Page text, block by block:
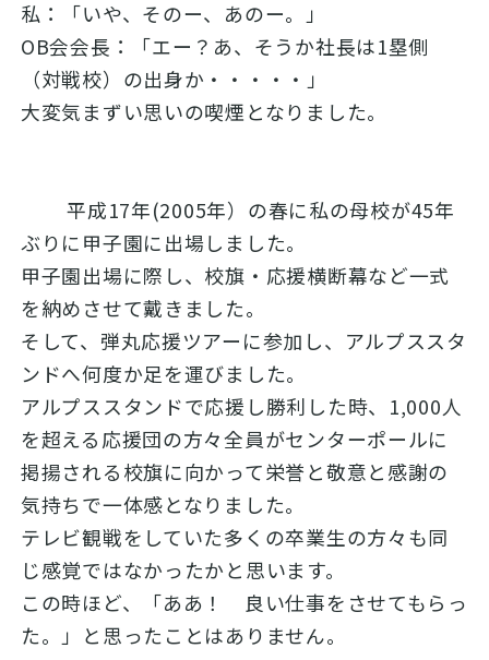
私：「いや、そのー、あのー。」
OB会会長：「エー？あ、そうか社長は1塁側
（対戦校）の出身か・・・・・」
大変気まずい思いの喫煙となりました。
平成17年(2005年）の春に私の母校が45年
ぶりに甲子園に出場しました。
甲子園出場に際し、校旗・応援横断幕など一式
を納めさせて戴きました。
そして、弾丸応援ツアーに参加し、アルプススタ
ンドへ何度か足を運びました。
アルプススタンドで応援し勝利した時、1,000人
を超える応援団の方々全員がセンターポールに
掲揚される校旗に向かって栄誉と敬意と感謝の
気持ちで一体感となりました。
テレビ観戦をしていた多くの卒業生の方々も同
じ感覚ではなかったかと思います。
この時ほど、「ああ！ 良い仕事をさせてもらっ
た。」と思ったことはありません。